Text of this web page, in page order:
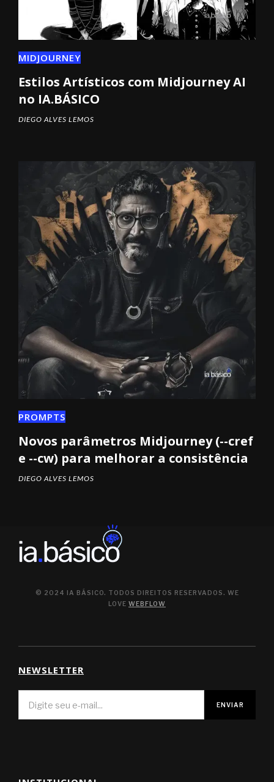
MIDJOURNEY
Estilos Artísticos com Midjourney AI
no IA.BÁSICO
DIEGO ALVES LEMOS
PROMPTS
Novos parâmetros Midjourney (--cref
e --cw) para melhorar a consistência
DIEGO ALVES LEMOS
© 2024 IA BÁSICO. TODOS DIREITOS RESERVADOS. WE
LOVE WEBFLOW
NEWSLETTER